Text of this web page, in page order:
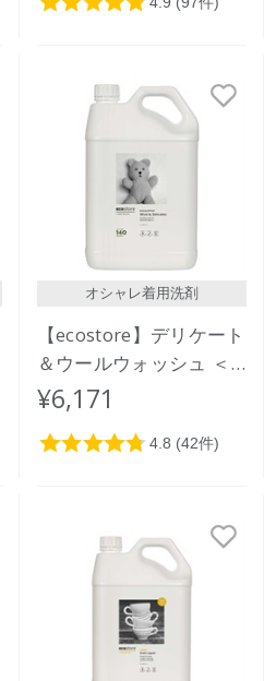
オシャレ着用洗剤
【ecostore】デリケート
＆ウールウォッシュ ＜
おしゃれ着用＞ 5L
¥6,171